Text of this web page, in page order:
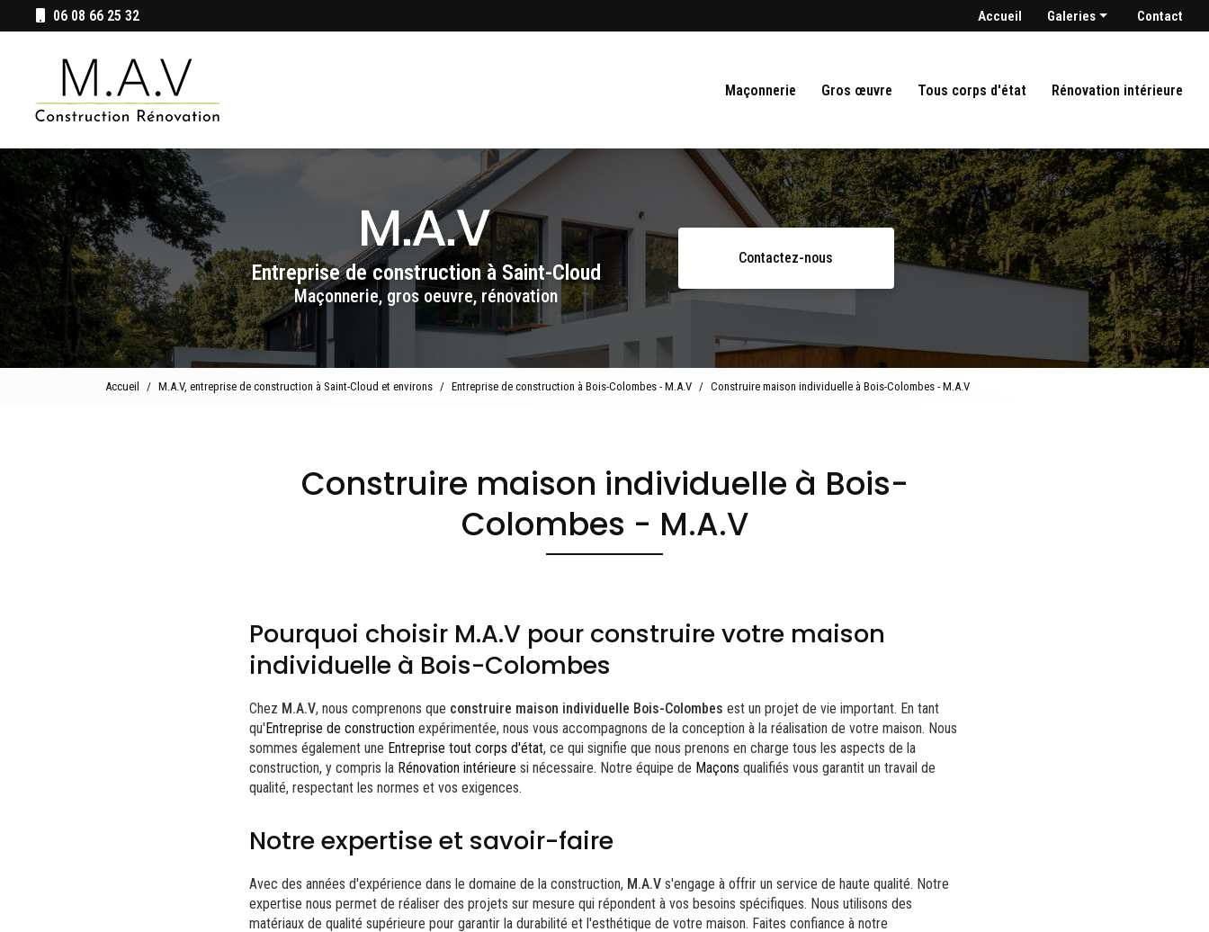
au
06 08 66 25 32 Accueil
Galeries
Contact
Maçonnerie Gros œuvre Tous corps d'état Rénovation intérieure
Entreprise de constructionà Saint-Cloud
Maçonnerie, gros oeuvre, rénovation
Contactez-nous
Accueil M.A.V, entreprise de construction à Saint-Cloud et environs Entreprise de construction à Bois-Colombes - M.A.V Construire maison individuelle à Bois-Colombes - M.A.V
Construire maison individuelle à Bois-
Colombes - M.A.V
Pourquoi choisir M.A.V pour construire votre maison
individuelle à Bois-Colombes
Chez M.A.V, nous comprenons que construire maison individuelle Bois-Colombes est un projet de vie important. En tant
qu'Entreprise de construction expérimentée, nous vous accompagnons de la conception à la réalisation de votre maison. Nous
sommes également une Entreprise tout corps d'état, ce qui signifie que nous prenons en charge tous les aspects de la
construction, y compris la Rénovation intérieure si nécessaire. Notre équipe de Maçons qualifiés vous garantit un travail de
qualité, respectant les normes et vos exigences.
Notre expertise et savoir-faire
Avec des années d'expérience dans le domaine de la construction, M.A.V s'engage à offrir un service de haute qualité. Notre
expertise nous permet de réaliser des projets sur mesure qui répondent à vos besoins spécifiques. Nous utilisons des
matériaux de qualité supérieure pour garantir la durabilité et l'esthétique de votre maison. Faites confiance à notre